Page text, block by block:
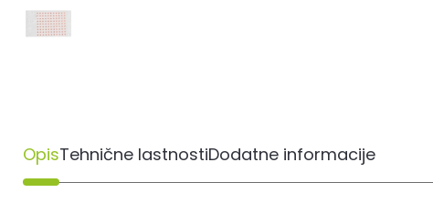
OpisTehnične lastnostiDodatne informacije